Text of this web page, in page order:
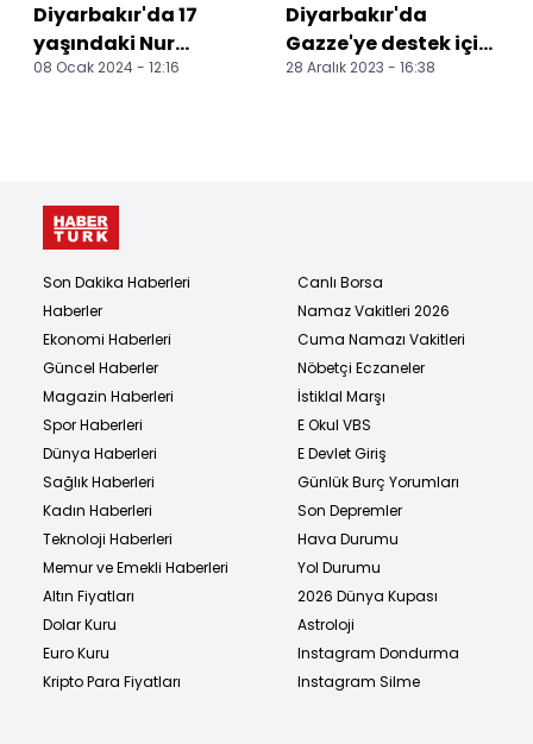
Diyarbakır'da 17
yaşındaki Nur
Muhammed, bir
08 Ocak 2024 - 12:16
Diyarbakır'da
Gazze'ye destek için
pedal çevirdiler
28 Aralık 2023 - 16:38
Son Dakika Haberleri
Haberler
Ekonomi Haberleri
Güncel Haberler
Magazin Haberleri
Spor Haberleri
Dünya Haberleri
Sağlık Haberleri
Kadın Haberleri
Teknoloji Haberleri
Memur ve Emekli Haberleri
Altın Fiyatları
Dolar Kuru
Euro Kuru
Kripto Para Fiyatları
Canlı Borsa
Namaz Vakitleri 2026
Cuma Namazı Vakitleri
Nöbetçi Eczaneler
İstiklal Marşı
E Okul VBS
E Devlet Giriş
Günlük Burç Yorumları
Son Depremler
Hava Durumu
Yol Durumu
2026 Dünya Kupası
Astroloji
Instagram Dondurma
Instagram Silme